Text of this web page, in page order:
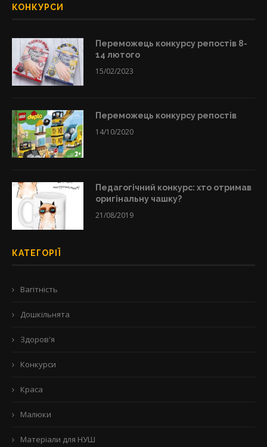
КОНКУРСИ
Переможець конкурсу репостів 8-
14 лютого
15/02/2023
Переможець конкурсу репостів
14/10/2020
Педагогічний конкурс: хто отримав
оригінальну чашку?
21/08/2019
КАТЕГОРІЇ
Вагітність
Дошкільнята
Здоров'я
Конкурси
Краса
Малюки
Матеріали для НУШ